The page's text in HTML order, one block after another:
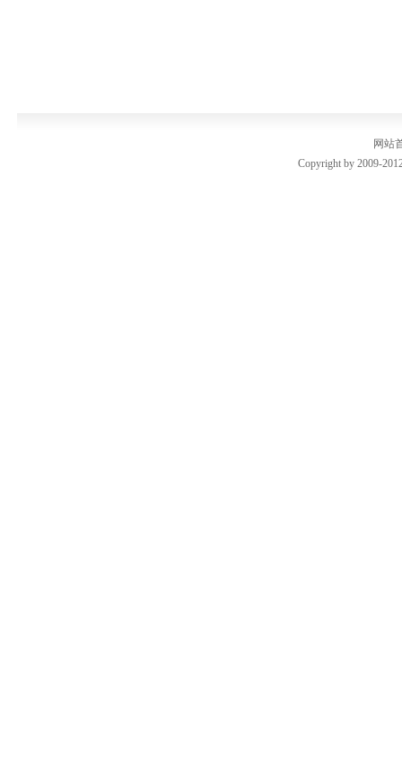
网站
Copyright by 2009-